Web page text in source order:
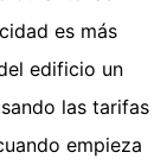
es más
edificio un
las tarifas
empieza